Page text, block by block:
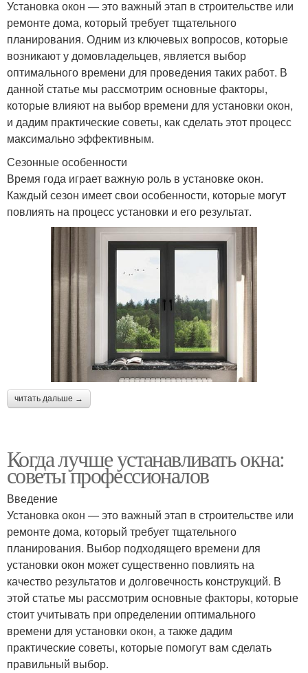
Установка окон — это важный этап в строительстве или
ремонте дома, который требует тщательного
планирования. Одним из ключевых вопросов, которые
возникают у домовладельцев, является выбор
оптимального времени для проведения таких работ. В
данной статье мы рассмотрим основные факторы,
которые влияют на выбор времени для установки окон,
и дадим практические советы, как сделать этот процесс
максимально эффективным.
Сезонные особенности
Время года играет важную роль в установке окон.
Каждый сезон имеет свои особенности, которые могут
повлиять на процесс установки и его результат.
читать дальше →
Когда лучше устанавливать окна:
советы профессионалов
Введение
Установка окон — это важный этап в строительстве или
ремонте дома, который требует тщательного
планирования. Выбор подходящего времени для
установки окон может существенно повлиять на
качество результатов и долговечность конструкций. В
этой статье мы рассмотрим основные факторы, которые
стоит учитывать при определении оптимального
времени для установки окон, а также дадим
практические советы, которые помогут вам сделать
правильный выбор.